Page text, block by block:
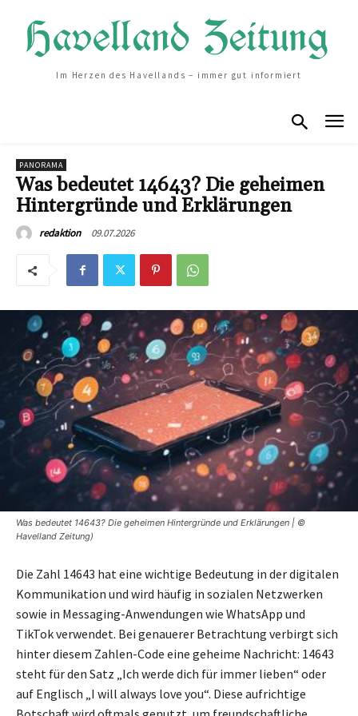
Im Herzen des Havellands – immer gut informiert
PANORAMA
Was bedeutet 14643? Die geheimen
Hintergründe und Erklärungen
redaktion 09.07.2026
Was bedeutet 14643? Die geheimen Hintergründe und Erklärungen | ©
Havelland Zeitung)
Die Zahl 14643 hat eine wichtige Bedeutung in der digitalen
Kommunikation und wird häufig in sozialen Netzwerken
sowie in Messaging-Anwendungen wie WhatsApp und
TikTok verwendet. Bei genauerer Betrachtung verbirgt sich
hinter diesem Zahlen-Code eine geheime Nachricht: 14643
steht für den Satz „Ich werde dich für immer lieben“ oder
auf Englisch „I will always love you“. Diese aufrichtige